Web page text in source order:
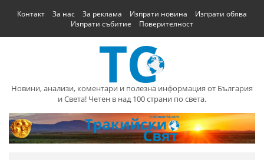
Контакт За нас За реклама Изпрати новина
Изпрати обява
Изпрати събитие
Поверителност
Новини, анализи, коментари и полезна информация от България
и Света! Четен в над 100 страни по света.